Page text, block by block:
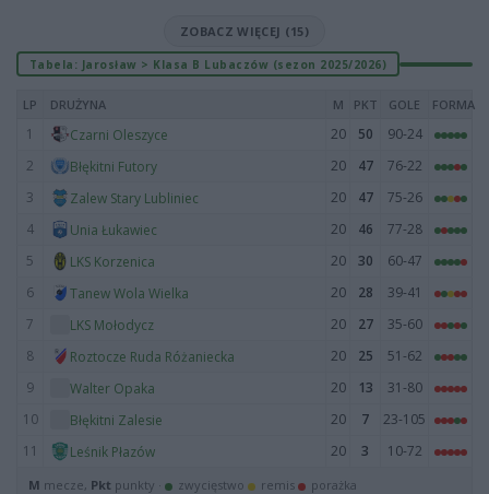
ZOBACZ WIĘCEJ (15)
Tabela: Jarosław > Klasa B Lubaczów (sezon 2025/2026)
LP DRUŻYNA M PKT GOLE FORMA
1 Czarni Oleszyce 20 50
90-24
2
Błękitni Futory 20 47
76-22
3
Zalew Stary Lubliniec 20 47
75-26
4
Unia Łukawiec 20 46
77-28
5
LKS Korzenica 20 30
60-47
6
Tanew Wola Wielka 20 28
39-41
7
LKS Mołodycz 20 27
35-60
8
Roztocze Ruda Różaniecka 20 25
51-62
9
Walter Opaka 20 13
31-80
10
Błękitni Zalesie 20 7
23-105
11
Leśnik Płazów 20 3 10-72
M mecze, Pkt punkty · zwycięstwo remis porażka